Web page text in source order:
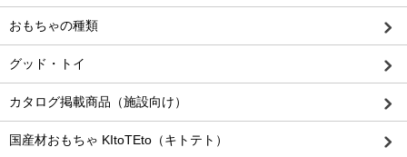
おもちゃの種類
グッド・トイ
カタログ掲載商品（施設向け）
国産材おもちゃ KItoTEto（キトテト）